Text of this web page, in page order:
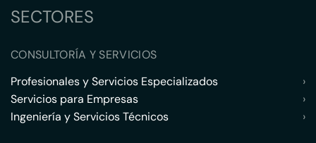
SECTORES
CONSULTORÍA Y SERVICIOS
Profesionales y Servicios Especializados
›
Servicios para Empresas
›
Ingeniería y Servicios Técnicos
›